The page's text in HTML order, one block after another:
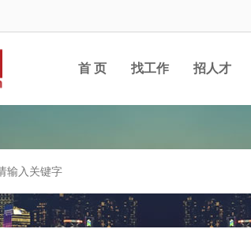
首 页 找工作 招人才